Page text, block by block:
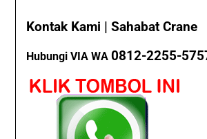
Kontak Kami | Sahabat Crane
Hubungi VIA WA0812-2255-